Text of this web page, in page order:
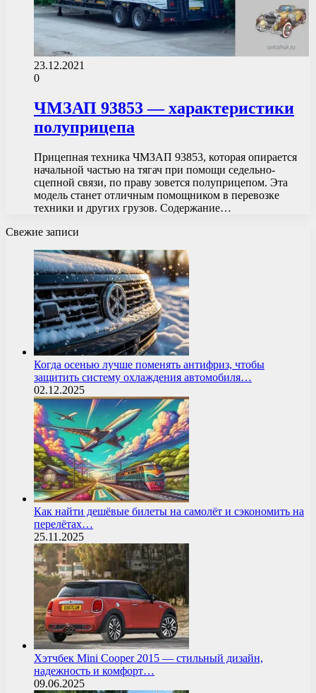
23.12.2021
0
ЧМЗАП 93853 — характеристики
полуприцепа
Прицепная техника ЧМЗАП 93853, которая опирается
начальной частью на тягач при помощи седельно-
сцепной связи, по праву зовется полуприцепом. Эта
модель станет отличным помощником в перевозке
техники и других грузов. Содержание…
Свежие записи
Когда осенью лучше поменять антифриз, чтобы
защитить систему охлаждения автомобиля…
02.12.2025
Как найти дешёвые билеты на самолёт и сэкономить на
перелётах…
25.11.2025
Хэтчбек Mini Cooper 2015 — стильный дизайн,
надежность и комфорт…
09.06.2025